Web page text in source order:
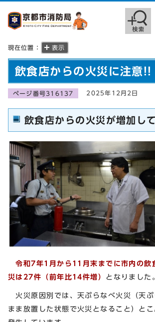
現在位置： 表示
飲食店からの火災に注意!!
ページ番号316137 2025年12月2日
飲食店からの火災が増加し
令和7年1月から11月末までに市内の飲
災は27件（前年比14件増） となりました
火災原因別では、天ぷらなべ火災（天ぷ
まま放置した状態で火災となること）と